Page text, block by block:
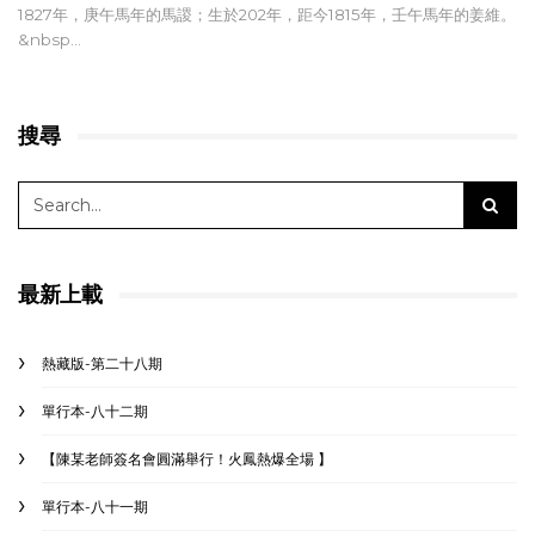
1827年，庚午馬年的馬謖；生於202年，距今1815年，壬午馬年的姜維。
&nbsp…
搜尋
最新上載
熱藏版-第二十八期
單行本-八十二期
【陳某老師簽名會圓滿舉行！火鳳熱爆全場 】
單行本-八十一期